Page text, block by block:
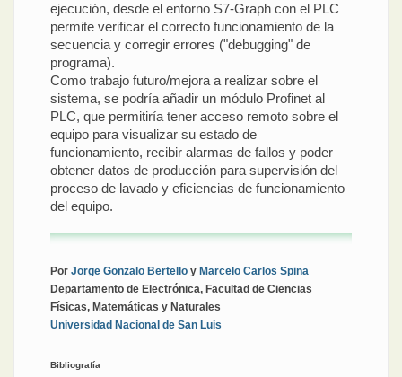
ejecución, desde el entorno S7-Graph con el PLC
permite verificar el correcto funcionamiento de la
secuencia y corregir errores ("debugging" de
programa).
Como trabajo futuro/mejora a realizar sobre el
sistema, se podría añadir un módulo Profinet al
PLC, que permitiría tener acceso remoto sobre el
equipo para visualizar su estado de
funcionamiento, recibir alarmas de fallos y poder
obtener datos de producción para supervisión del
proceso de lavado y eficiencias de funcionamiento
del equipo.
Por Jorge Gonzalo Bertello y Marcelo Carlos Spina
Departamento de Electrónica, Facultad de Ciencias
Físicas, Matemáticas y Naturales
Universidad Nacional de San Luis
Bibliografía